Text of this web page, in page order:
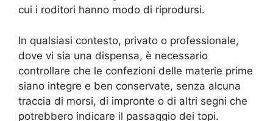
cui i roditori hanno modo di riprodursi.
In qualsiasi contesto, privato o professionale,
dove vi sia una dispensa, è necessario
controllare che le confezioni delle materie prime
siano integre e ben conservate, senza alcuna
traccia di morsi, di impronte o di altri segni che
potrebbero indicare il passaggio dei topi.